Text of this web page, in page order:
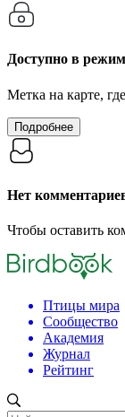
Доступно в
Метка на карте,
Подробнее
Нет
Чтобы оставить
Птицы мира
Сообщество
Академия
Журнал
Рейтинг